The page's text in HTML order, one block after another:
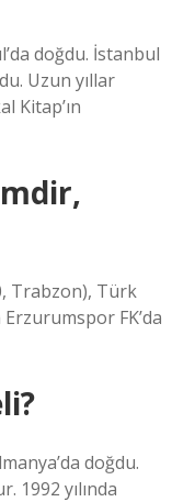
doğdu. İstanbul
Uzun yıllar
Kitap’ın
Trabzon), Türk
FK’da
doğdu.
1992 yılında